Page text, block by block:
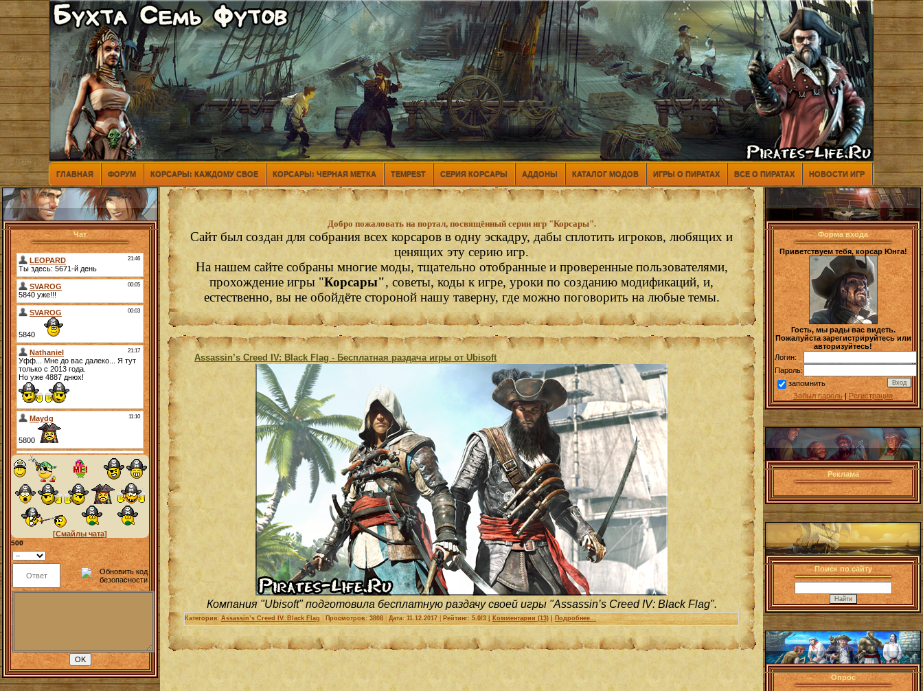
ГЛАВНАЯ ФОРУМ КОРСАРЫ: КАЖДОМУ СВОЕ КОРСАРЫ: ЧЕРНАЯ МЕТКА TEMPEST СЕРИЯ КОРСАРЫ АДДОНЫ КАТАЛОГ МОДОВ ИГРЫ О ПИРАТАХ ВСЕ О ПИРАТАХ НОВОСТИ ИГР
Чат
[Смайлы чата]
500
Добро пожаловать на портал, посвящённый серии игр "Корсары".
Сайт был создан для собрания всех корсаров в одну эскадру, дабы сплотить игроков, любящих и
ценящих эту серию игр.
На нашем сайте собраны многие моды, тщательно отобранные и проверенные пользователями,
прохождение игры "Корсары", советы, коды к игре, уроки по созданию модификаций, и,
естественно, вы не обойдёте стороной нашу таверну, где можно поговорить на любые темы.
Assassin’s Creed IV: Black Flag - Бесплатная раздача игры от Ubisoft
Компания "Ubisoft" подготовила бесплатную раздачу своей игры "Assassin’s Creed IV: Black Flag".
Категория:Assassin’s Creed IV: Black Flag | Просмотров: 3808 |Дата:11.12.2017 | Рейтинг: 5.0/3 |Комментарии (13)| Подробнее...
Форма входа
Приветствуем тебя, корсар Юнга!
Гость, мы рады вас видеть.
Пожалуйста зарегистрируйтесь или
авторизуйтесь!
Логин:
Пароль:
запомнить
Забыл пароль|Регистрация
Реклама
Поиск по сайту
Опрос